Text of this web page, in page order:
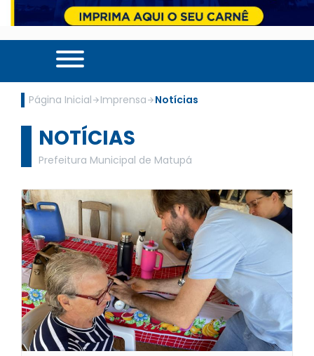
Página Inicial Imprensa Notícias
NOTÍCIAS
Prefeitura Municipal de Matupá